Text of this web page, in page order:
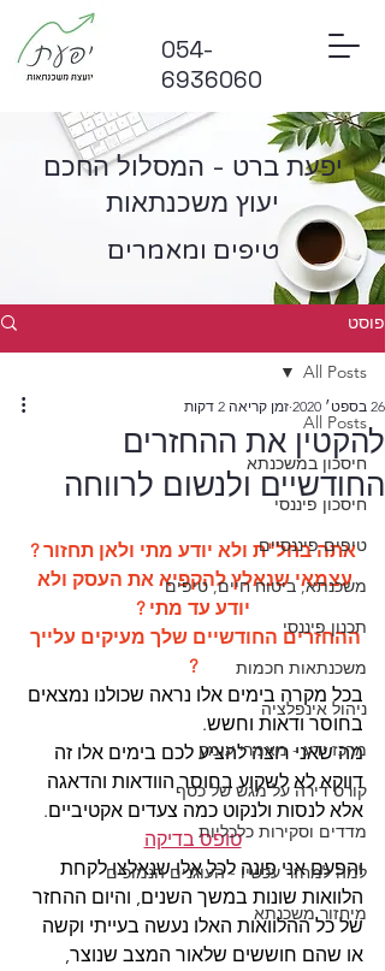
054-
6936060
פוסט
All Posts
חיסכון במשכנתא
חיסכון פיננסי
טיפים פיננסיים
משכנתא, ביטוח חיים, טיפים
תכנון פיננסי
משכנתאות חכמות
ניהול אינפלציה
מרכז ידע - מאמרי עומק
קורס דירה על מגש של כסף
מדדים וסקירות כלכליות
למה למחזר עכשיו - העוגנים הנמוכים
מיחזור משכנתא
All Posts
להקטין את ההחזרים
החודשיים ולנשום לרווחה
26 בספט׳ 2020 זמן קריאה 2 דקות
אתה בחל"ת ולא יודע מתי ולאן תחזור ?
עצמאי שנאלץ להקפיא את העסק ולא
יודע עד מתי ?
ההחזרים החודשיים שלך מעיקים עלייך
?
בכל מקרה בימים אלו נראה שכולנו נמצאים
בחוסר ודאות וחשש.
מה שאני רוצה להציע לכם בימים אלו זה
דווקא לא לשקוע בחוסר הוודאות והדאגה
אלא לנסות ולנקוט כמה צעדים אקטיביים.
טופס בדיקה
והפעם אני פונה לכל אלו שנאלצו לקחת
הלוואות שונות במשך השנים, והיום ההחזר
של כל ההלוואות האלו נעשה בעייתי וקשה
או שהם חוששים שלאור המצב שנוצר,
יפעת ברט - המסלול החכם
יעוץ משכנתאות
טיפים ומאמרים